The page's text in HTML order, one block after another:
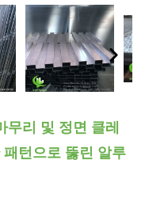
리 및 정면 클레
턴으로 뚫린 알루